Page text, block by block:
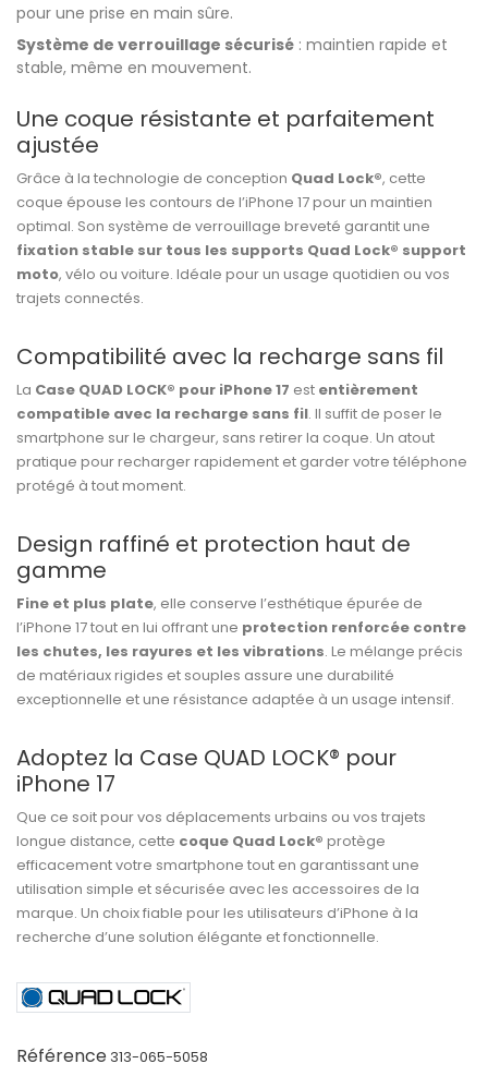
pour une prise en main sûre.
Système de verrouillage sécurisé : maintien rapide et
stable, même en mouvement.
Une coque résistante et parfaitement
ajustée
Grâce à la technologie de conception Quad Lock®, cette
coque épouse les contours de l’iPhone 17 pour un maintien
optimal. Son système de verrouillage breveté garantit une
fixation stable sur tous les supports Quad Lock® support
moto, vélo ou voiture. Idéale pour un usage quotidien ou vos
trajets connectés.
Compatibilité avec la recharge sans fil
La Case QUAD LOCK® pour iPhone 17 est entièrement
compatible avec la recharge sans fil. Il suffit de poser le
smartphone sur le chargeur, sans retirer la coque. Un atout
pratique pour recharger rapidement et garder votre téléphone
protégé à tout moment.
Design raffiné et protection haut de
gamme
Fine et plus plate, elle conserve l’esthétique épurée de
l’iPhone 17 tout en lui offrant une protection renforcée contre
les chutes, les rayures et les vibrations. Le mélange précis
de matériaux rigides et souples assure une durabilité
exceptionnelle et une résistance adaptée à un usage intensif.
Adoptez la Case QUAD LOCK® pour
iPhone 17
Que ce soit pour vos déplacements urbains ou vos trajets
longue distance, cette coque Quad Lock® protège
efficacement votre smartphone tout en garantissant une
utilisation simple et sécurisée avec les accessoires de la
marque. Un choix fiable pour les utilisateurs d’iPhone à la
recherche d’une solution élégante et fonctionnelle.
Référence 313-065-5058